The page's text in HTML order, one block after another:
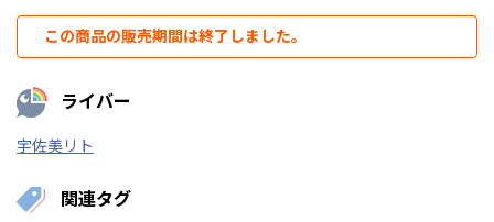
この商品の販売期間は終了しました。
ライバー
宇佐美リト
関連タグ